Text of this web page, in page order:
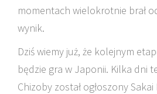
momentach wielokrotnie brał
wynik.
Dziś wiemy już, że kolejnym
będzie gra w Japonii. Kilka dni
Chizoby został ogłoszony